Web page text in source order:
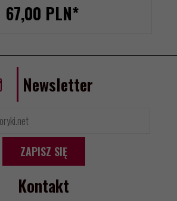
67,00 PLN*
Newsletter
ZAPISZ SIĘ
Kontakt